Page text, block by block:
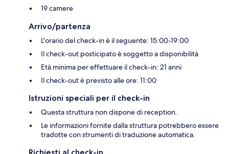
19 camere
Arrivo/partenza
L'orario del check-in è il seguente: 15:00-19:00
Il check-out posticipato è soggetto a disponibilità
Età minima per effettuare il check-in: 21 anni
Il check-out è previsto alle ore: 11:00
Istruzioni speciali per il check-in
Questa struttura non dispone di reception.
Le informazioni fornite dalla struttura potrebbero essere
tradotte con strumenti di traduzione automatica.